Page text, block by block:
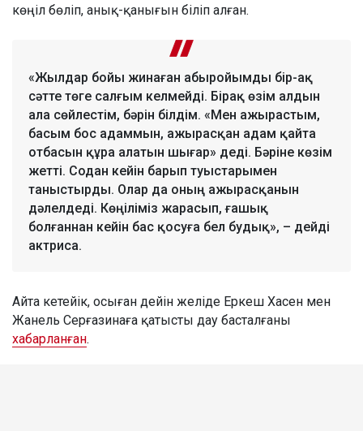
көңіл бөліп, анық-қанығын біліп алған.
«Жылдар бойы жинаған абыройымды бір-ақ
сәтте төге салғым келмейді. Бірақ өзім алдын
ала сөйлестім, бәрін білдім. «Мен ажырастым,
басым бос адаммын, ажырасқан адам қайта
отбасын құра алатын шығар» деді. Бәріне көзім
жетті. Содан кейін барып туыстарымен
таныстырды. Олар да оның ажырасқанын
дәлелдеді. Көңіліміз жарасып, ғашық
болғаннан кейін бас қосуға бел будық», – дейді
актриса.
Айта кетейік, осыған дейін желіде Еркеш Хасен мен
Жанель Серғазинаға қатысты дау басталғаны
хабарланған.